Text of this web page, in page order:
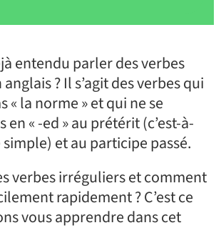
entendu parler des verbes
? Il s’agit des verbes qui
« la norme » et qui ne se
« -ed » au prétérit (c’est-à-
et au participe passé.
verbes irréguliers et comment
rapidement ? C’est ce
vous apprendre dans cet